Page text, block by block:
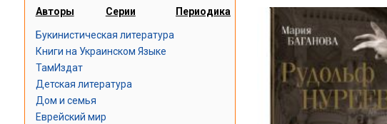
Авторы Серии Периодика
Букинистическая литература
Книги на Украинском Языке
ТамИздат
Детская литература
Дом и семья
Еврейский мир